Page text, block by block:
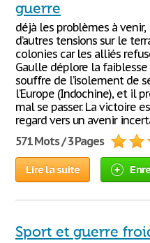
guerre
déjà les problèmes à
d’autres tensions sur le
colonies car les alliés
Gaulle déplore la
souffre de l’isolement de
l’Europe (Indochine), et il
mal se passer. La victoire
regard vers un avenir
571 Mots / 3 Pages
Lire la suite
Sport et guerre